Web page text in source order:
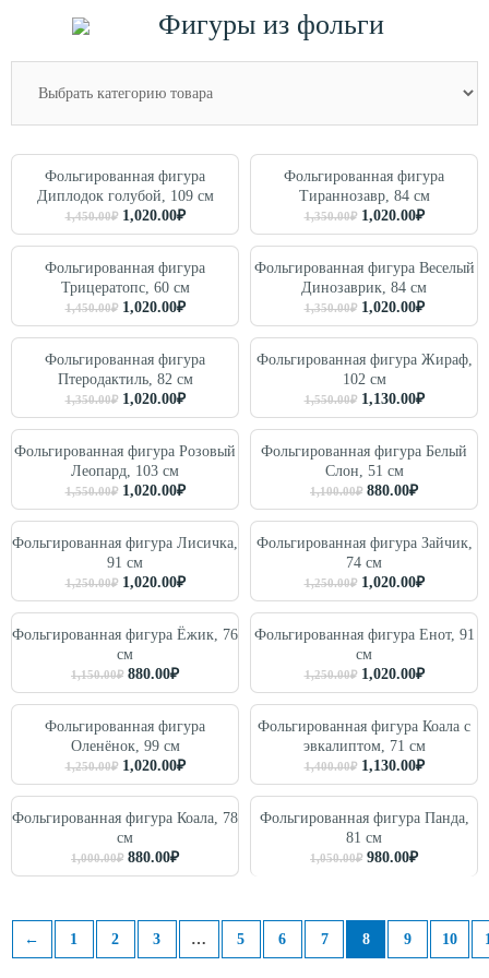
Фигуры из фольги
Фольгированная фигура
Диплодок голубой, 109 см
1,450.00₽ 1,020.00₽
Фольгированная фигура
Тираннозавр, 84 см
1,350.00₽ 1,020.00₽
Фольгированная фигура
Трицератопс, 60 см
1,450.00₽ 1,020.00₽
Фольгированная фигура Веселый
Динозаврик, 84 см
1,350.00₽ 1,020.00₽
Фольгированная фигура
Птеродактиль, 82 см
1,350.00₽ 1,020.00₽
Фольгированная фигура Жираф,
102 см
1,550.00₽ 1,130.00₽
Фольгированная фигура Розовый
Леопард, 103 см
1,550.00₽ 1,020.00₽
Фольгированная фигура Белый
Слон, 51 см
1,100.00₽ 880.00₽
Фольгированная фигура Лисичка,
91 см
1,250.00₽ 1,020.00₽
Фольгированная фигура Зайчик,
74 см
1,250.00₽ 1,020.00₽
Фольгированная фигура Ёжик, 76
см
1,150.00₽ 880.00₽
Фольгированная фигура Енот, 91
см
1,250.00₽ 1,020.00₽
Фольгированная фигура
Оленёнок, 99 см
1,250.00₽ 1,020.00₽
Фольгированная фигура Коала с
эвкалиптом, 71 см
1,400.00₽ 1,130.00₽
Фольгированная фигура Коала, 78
см
1,000.00₽ 880.00₽
Фольгированная фигура Панда,
81 см
1,050.00₽ 980.00₽
← 1 2 3 … 5 6 7 8 9 10